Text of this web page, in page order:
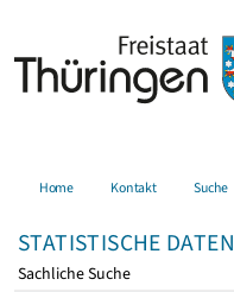
Home Kontakt Suche
STATISTISCHE DATEN
Sachliche Suche